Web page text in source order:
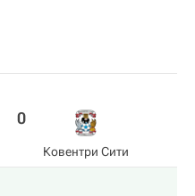
0
Ковентри Сити